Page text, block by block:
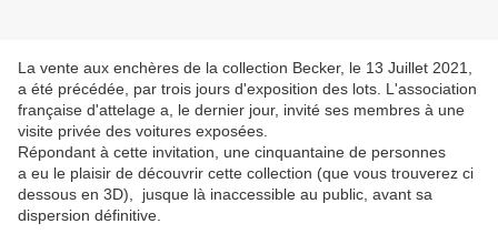
La vente aux enchères de la collection Becker, le 13 Juillet 2021,
a été précédée, par trois jours d'exposition des lots. L'association
française d'attelage a, le dernier jour, invité ses membres à une
visite privée des voitures exposées.
Répondant à cette invitation, une cinquantaine de personnes
a eu le plaisir de découvrir cette collection (que vous trouverez ci
dessous en 3D), jusque là inaccessible au public, avant sa
dispersion définitive.